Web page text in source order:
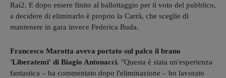
Rai2. E dopo essere finito al ballottaggio per il voto del pubblico,
a decidere di eliminarlo è proprio la Carrà, che sceglie di
mantenere in gara invece Federica Buda.
Francesco Marotta aveva portato sul palco il brano
'Liberatemi' di Biagio Antonacci. "Questa è stata un'esperienza
fantastica – ha commentato dopo l'eliminazione – ho lavorato